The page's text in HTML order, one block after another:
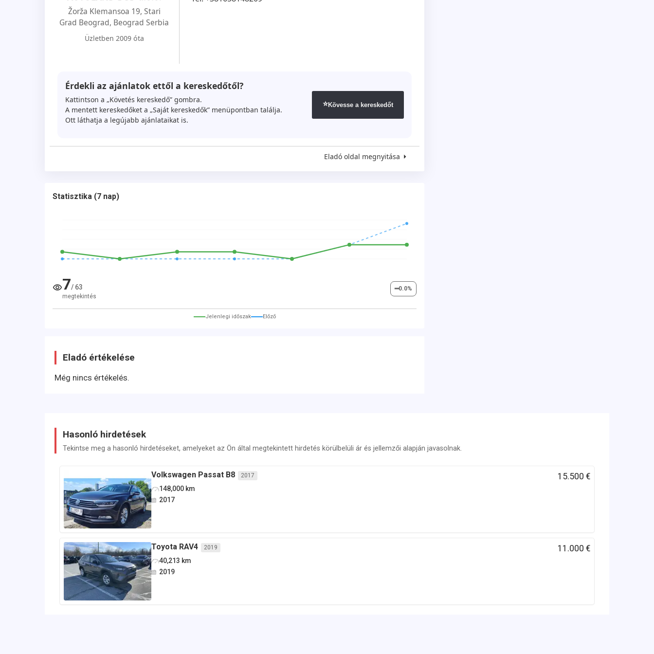
Žorža Klemansoa 19, Stari
Grad Beograd, Beograd Serbia
Üzletben 2009 óta
Érdekli az ajánlatok ettől a kereskedőtől?
Kattintson a „Követés kereskedő” gombra.
A mentett kereskedőket a „Saját kereskedők” menüpontban találja.
Ott láthatja a legújabb ajánlataikat is.
⭐Kövesse a kereskedőt
Eladó oldal megnyitása
Statisztika (7 nap)
7/ 63
megtekintés
━0.0%
Jelenlegi időszak Előző
Eladó értékelése
Még nincs értékelés.
Hasonló hirdetések
Tekintse meg a hasonló hirdetéseket, amelyeket az Ön által megtekintett hirdetés körülbelüli ár és jellemzői alapján javasolnak.
Volkswagen Passat B8 2017 15.500 €
148,000 km
2017
Toyota RAV4 2019 11.000 €
40,213 km
2019